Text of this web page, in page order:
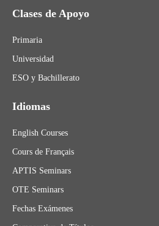
Clases de Apoyo
Primaria
Universidad
ESO y Bachillerato
Idiomas
English Courses
Cours de Français
APTIS Seminars
OTE Seminars
Fechas Exámenes